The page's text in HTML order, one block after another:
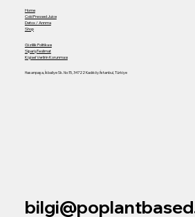
Home
Cold Pressed Juice
Detox / Arınma
Shop
Gizlilik Politikası
SiparişTeslimat
Kişisel Verilrin Korunması
Hasanpaşa, İkbaliye Sk. No:15, 34722 Kadıköy/İstanbul, Türkiye